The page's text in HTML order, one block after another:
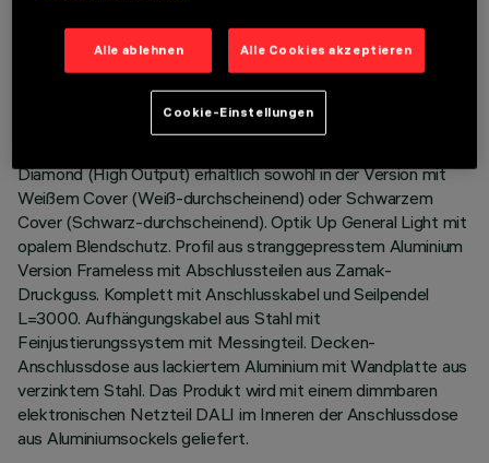
Leuchtengehäuse mit direkter Beleuchtung (70%) /
indirekter Beleuchtung (30%) mit einfarbigen LED Neutral
Diamond (High Output) erhältlich sowohl in der Version mit
Weißem Cover (Weiß-durchscheinend) oder Schwarzem
Cover (Schwarz-durchscheinend). Optik Up General Light mit
opalem Blendschutz. Profil aus stranggepresstem Aluminium
Version Frameless mit Abschlussteilen aus Zamak-
Druckguss. Komplett mit Anschlusskabel und Seilpendel
L=3000. Aufhängungskabel aus Stahl mit
Feinjustierungssystem mit Messingteil. Decken-
Anschlussdose aus lackiertem Aluminium mit Wandplatte aus
verzinktem Stahl. Das Produkt wird mit einem dimmbaren
elektronischen Netzteil DALI im Inneren der Anschlussdose
aus Aluminiumsockels geliefert.
Alle ablehnen Alle Cookies akzeptieren
Cookie-Einstellungen